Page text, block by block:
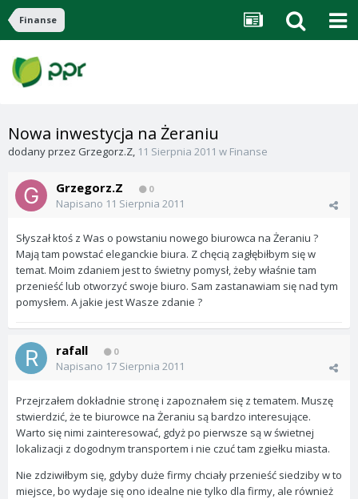
Finanse
Nowa inwestycja na Żeraniu
dodany przez Grzegorz.Z, 11 Sierpnia 2011 w Finanse
Grzegorz.Z 0
Napisano 11 Sierpnia 2011
Słyszał ktoś z Was o powstaniu nowego biurowca na Żeraniu ?
Mają tam powstać eleganckie biura. Z chęcią zagłębiłbym się w
temat. Moim zdaniem jest to świetny pomysł, żeby właśnie tam
przenieść lub otworzyć swoje biuro. Sam zastanawiam się nad tym
pomysłem. A jakie jest Wasze zdanie ?
rafall 0
Napisano 17 Sierpnia 2011
Przejrzałem dokładnie stronę i zapoznałem się z tematem. Muszę
stwierdzić, że te biurowce na Żeraniu są bardzo interesujące.
Warto się nimi zainteresować, gdyż po pierwsze są w świetnej
lokalizacji z dogodnym transportem i nie czuć tam zgiełku miasta.
Nie zdziwiłbym się, gdyby duże firmy chciały przenieść siedziby w to
miejsce, bo wydaje się ono idealne nie tylko dla firmy, ale również